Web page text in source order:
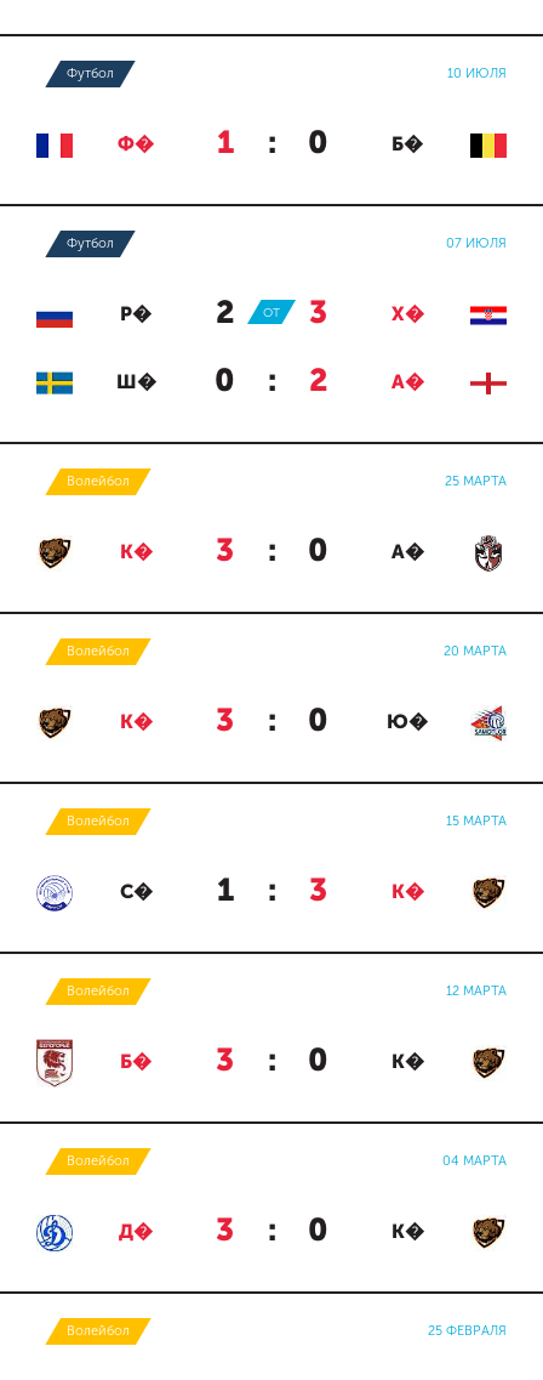
Футбол 10 ИЮЛЯ
Ф� 1 : 0 Б�
Футбол 07 ИЮЛЯ
Р� 2 : 3 Х�
ОТ
Ш� 0 : 2 А�
Волейбол 25 МАРТА
К� 3 : 0 А�
Волейбол 20 МАРТА
К� 3 : 0 Ю�
Волейбол 15 МАРТА
С� 1 : 3 К�
Волейбол 12 МАРТА
Б� 3 : 0 К�
Волейбол 04 МАРТА
Д� 3 : 0 К�
Волейбол 25 ФЕВРАЛЯ